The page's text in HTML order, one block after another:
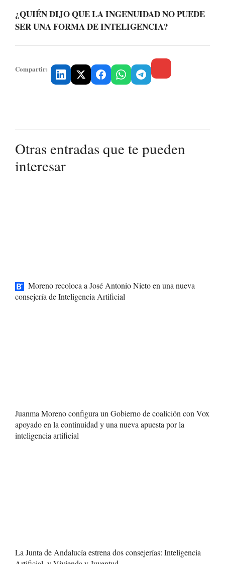
¿QUIÉN DIJO QUE LA INGENUIDAD NO PUEDE
SER UNA FORMA DE INTELIGENCIA?
Compartir:
Otras entradas que te pueden
interesar
Moreno recoloca a José Antonio Nieto en una nueva
consejería de Inteligencia Artificial
Juanma Moreno configura un Gobierno de coalición con Vox
apoyado en la continuidad y una nueva apuesta por la
inteligencia artificial
La Junta de Andalucía estrena dos consejerías: Inteligencia